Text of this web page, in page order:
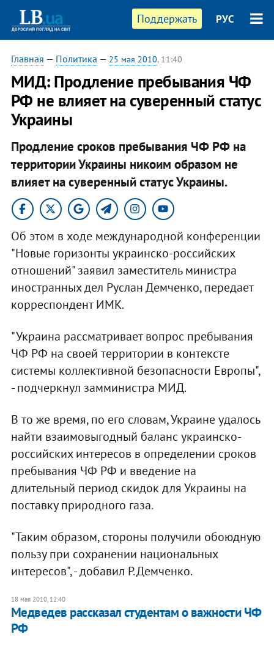
Поддержать РУС
Главная — Политика — 25 мая 2010, 11:40
МИД: Продление пребывания ЧФ
РФ не влияет на суверенный статус
Украины
Продление сроков пребывания ЧФ РФ на
территории Украины никоим образом не
влияет на суверенный статус Украины.
Об этом в ходе международной конференции
"Новые горизонты украинско-российских
отношений" заявил заместитель министра
иностранных дел Руслан Демченко, передает
корреспондент ИМК.
"Украина рассматривает вопрос пребывания
ЧФ РФ на своей территории в контексте
системы коллективной безопасности Европы",
- подчеркнул замминистра МИД.
В то же время, по его словам, Украине удалось
найти взаимовыгодный баланс украинско-
российских интересов в определении сроков
пребывания ЧФ РФ и введение на
длительный период скидок для Украины на
поставку природного газа.
"Таким образом, стороны получили обоюдную
пользу при сохранении национальных
интересов", - добавил Р. Демченко.
18 мая 2010, 12:40
Медведев рассказал студентам о важности ЧФ
РФ